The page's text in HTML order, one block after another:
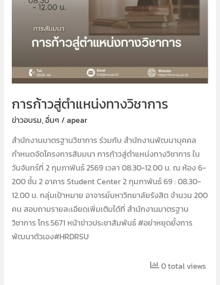
การก้าวสู่ตำแหน่งทางวิชาการ
ข่าวอบรม,อื่นๆ / apear
สำนักงานมาตรฐานวิชาการ ร่วมกับ สำนักงานพัฒนาบุคคล
กำหนดจัดโครงการสัมมนา การก้าวสู่ตำแหน่งทางวิชาการ ใน
วันจันทร์ที่ 2 กุมภาพันธ์ 2569 เวลา 08.30-12.00 น. ณ ห้อง 6-
200 ชั้น 2 อาคาร Student Center 2 กุมภาพันธ์ 69 : 08.30-
12.00 น. กลุ่มเป้าหมาย อาจารย์มหาวิทยาลัยรังสิต จำนวน 200
คน สอบถามรายละเอียดเพิ่มเติมได้ที่ สำนักงานมาตรฐาน
วิชาการ โทร.5671 หน้าข่าวประชาสัมพันธ์ #อย่าหยุดยั้งการ
พัฒนาตัวเอง#HRDRSU
0 total views